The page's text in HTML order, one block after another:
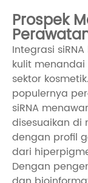
Prospek
Integrasi
kulit
sektor
populernya
siRNA
disesuaikan di
dengan profil
dari
Dengan